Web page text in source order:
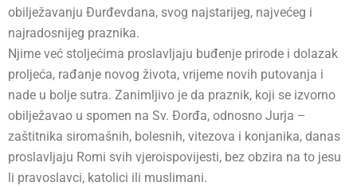
obilježavanju Đurđevdana, svog najstarijeg, najvećeg i
najradosnijeg praznika.
Njime već stoljećima proslavljaju buđenje prirode i dolazak
proljeća, rađanje novog života, vrijeme novih putovanja i
nade u bolje sutra. Zanimljivo je da praznik, koji se izvorno
obilježavao u spomen na Sv. Đorđa, odnosno Jurja –
zaštitnika siromašnih, bolesnih, vitezova i konjanika, danas
proslavljaju Romi svih vjeroispovijesti, bez obzira na to jesu
li pravoslavci, katolici ili muslimani.